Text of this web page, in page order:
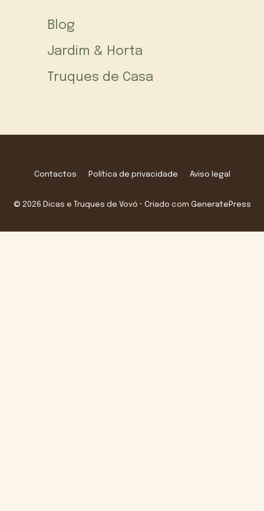
Blog
Jardim & Horta
Truques de Casa
Contactos Política de privacidade Aviso legal
© 2026 Dicas e Truques de Vovó • Criado com GeneratePress